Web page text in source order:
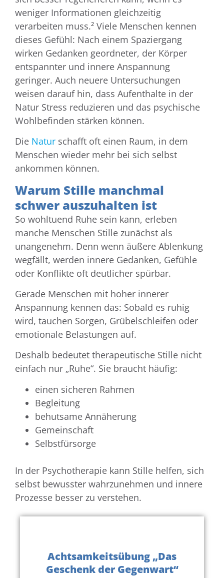
weniger Informationen gleichzeitig
verarbeiten muss.² Viele Menschen kennen
dieses Gefühl: Nach einem Spaziergang
wirken Gedanken geordneter, der Körper
entspannter und innere Anspannung
geringer. Auch neuere Untersuchungen
weisen darauf hin, dass Aufenthalte in der
Natur Stress reduzieren und das psychische
Wohlbefinden stärken können.
Die Natur schafft oft einen Raum, in dem
Menschen wieder mehr bei sich selbst
ankommen können.
Warum Stille manchmal
schwer auszuhalten ist
So wohltuend Ruhe sein kann, erleben
manche Menschen Stille zunächst als
unangenehm. Denn wenn äußere Ablenkung
wegfällt, werden innere Gedanken, Gefühle
oder Konflikte oft deutlicher spürbar.
Gerade Menschen mit hoher innerer
Anspannung kennen das: Sobald es ruhig
wird, tauchen Sorgen, Grübelschleifen oder
emotionale Belastungen auf.
Deshalb bedeutet therapeutische Stille nicht
einfach nur „Ruhe“. Sie braucht häufig:
einen sicheren Rahmen
Begleitung
behutsame Annäherung
Gemeinschaft
Selbstfürsorge
In der Psychotherapie kann Stille helfen, sich
selbst bewusster wahrzunehmen und innere
Prozesse besser zu verstehen.
Achtsamkeitsübung „Das
Geschenk der Gegenwart“